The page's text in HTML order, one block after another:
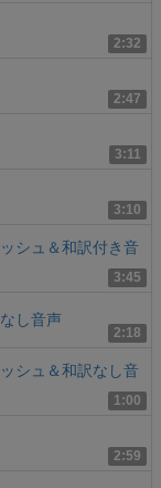
2:32
2:47
3:11
3:10
3:45
シュ＆和訳付き音
2:18
し音声
1:00
シュ＆和訳なし音
2:59